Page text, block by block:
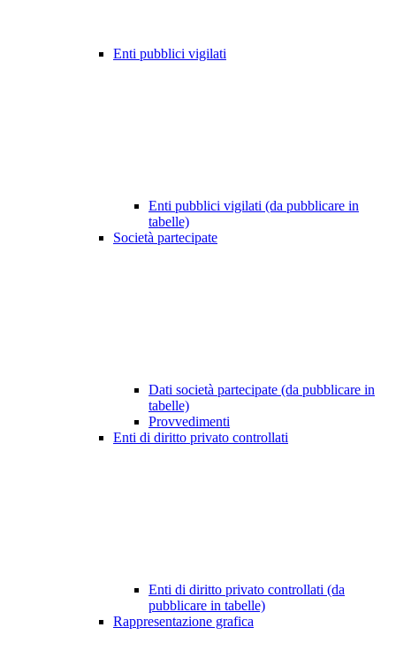
Enti pubblici vigilati
Enti pubblici vigilati (da pubblicare in
tabelle)
Società partecipate
Dati società partecipate (da pubblicare in
tabelle)
Provvedimenti
Enti di diritto privato controllati
Enti di diritto privato controllati (da
pubblicare in tabelle)
Rappresentazione grafica